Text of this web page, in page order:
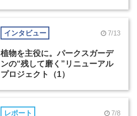
インタビュー 7/13
植物を主役に。パークスガーデ
ンの“残して磨く”リニューアル
プロジェクト（1）
レポート 7/8